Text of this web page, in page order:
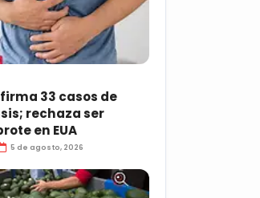
33 casos de
rechaza ser
en EUA
5 de agosto, 2026